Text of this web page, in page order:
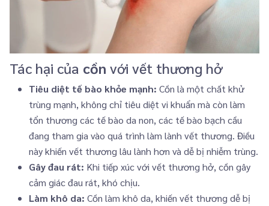
Tác hại của cồn với vết thương hở
Tiêu diệt tế bào khỏe mạnh: Cồn là một chất khử
trùng mạnh, không chỉ tiêu diệt vi khuẩn mà còn làm
tổn thương các tế bào da non, các tế bào bạch cầu
đang tham gia vào quá trình làm lành vết thương. Điều
này khiến vết thương lâu lành hơn và dễ bị nhiễm trùng.
Gây đau rát: Khi tiếp xúc với vết thương hở, cồn gây
cảm giác đau rát, khó chịu.
Làm khô da: Cồn làm khô da, khiến vết thương dễ bị